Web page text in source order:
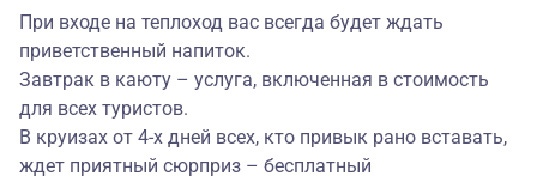
При входе на теплоход вас всегда будет ждать
приветственный напиток.
Завтрак в каюту – услуга, включенная в стоимость
для всех туристов.
В круизах от 4-х дней всех, кто привык рано вставать,
ждет приятный сюрприз – бесплатный